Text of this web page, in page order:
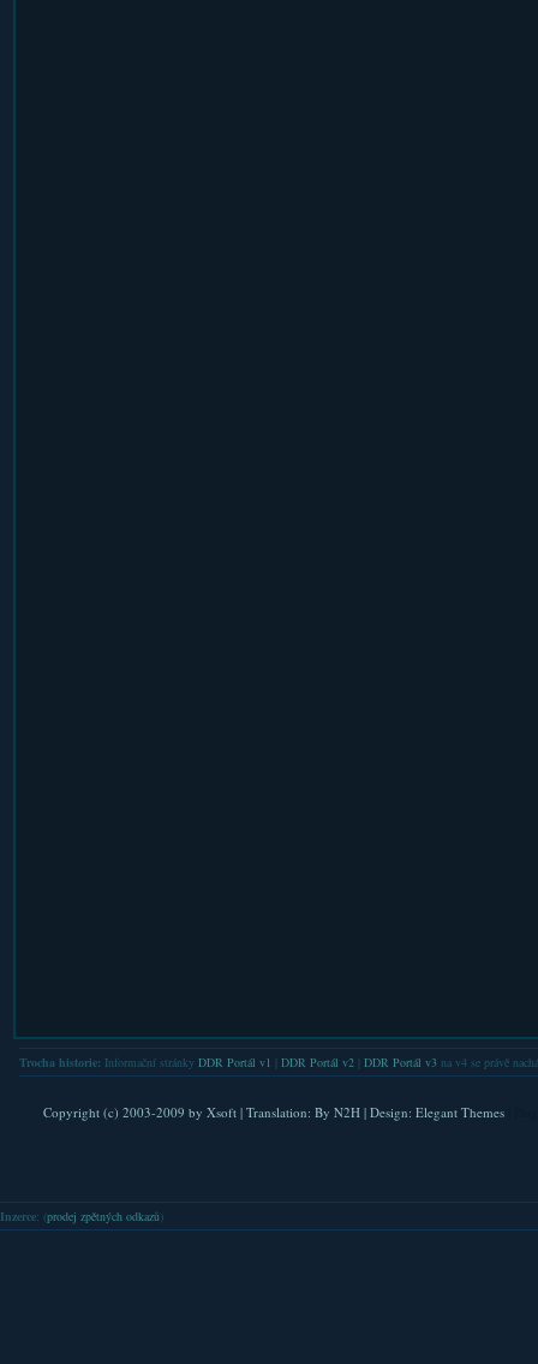
Trocha historie: Informační stránky DDR Portál v1 DDR Portál v2| DDR Portál v3na v4 se právě
Copyright (c) 2003-2009 by Xsoft| Translation: By N2H| Design: Elegant Themes
Inzerce: (prodej zpětných odkazů )